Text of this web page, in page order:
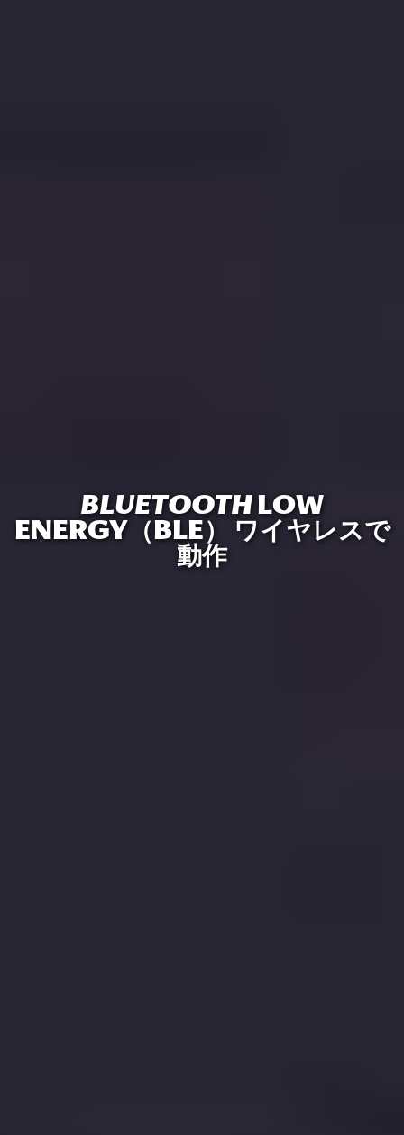
BLUETOOTH LOW
ENERGY（BLE） ワイヤレスで
動作